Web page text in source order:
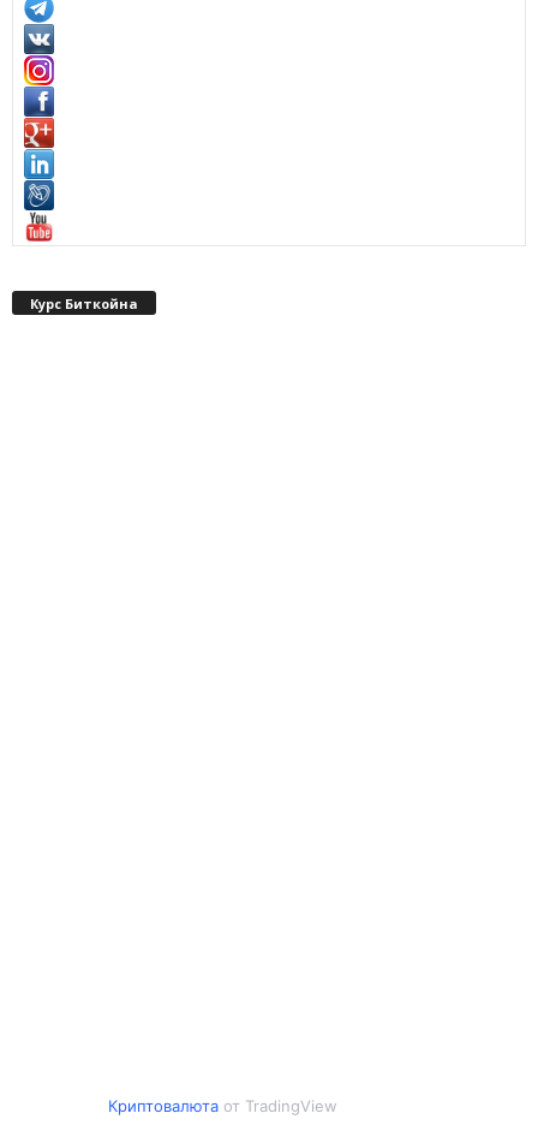
Курс Биткойна
Криптовалютаот TradingView